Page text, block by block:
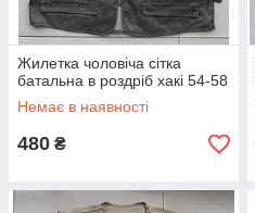
Жилетка чоловіча сітка
батальна в роздріб хакі 54-58
Немає в наявності
480 ₴